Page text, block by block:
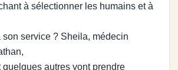
à sélectionner les humains et à
son service ? Sheila, médecin
quelques autres vont prendre